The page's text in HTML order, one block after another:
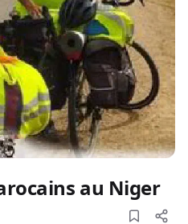
au Niger